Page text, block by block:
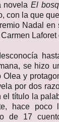
novelaEl
con la que
Nadal
Laforet
se hizo
y
por dos
el título la
hace
de 17